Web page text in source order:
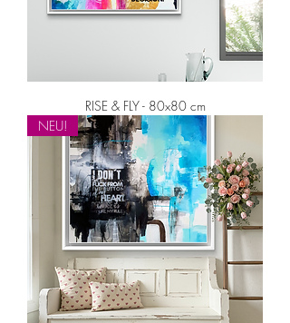
RISE & FLY - 80x80 cm
NEU!